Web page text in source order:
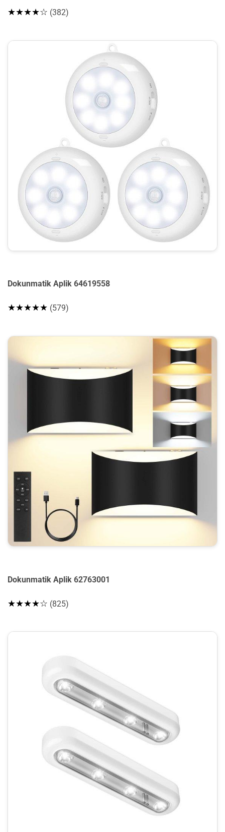
★★★★☆ (382)
Dokunmatik Aplik 64619558
★★★★★ (579)
Dokunmatik Aplik 62763001
★★★★☆ (825)